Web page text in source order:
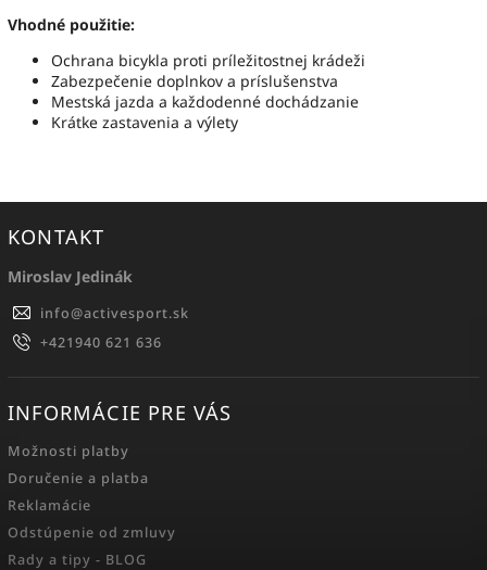
Vhodné použitie:
Ochrana bicykla proti príležitostnej krádeži
Zabezpečenie doplnkov a príslušenstva
Mestská jazda a každodenné dochádzanie
Krátke zastavenia a výlety
KONTAKT
Miroslav Jedinák
info@activesport.sk
+421940 621 636
INFORMÁCIE PRE VÁS
Možnosti platby
Doručenie a platba
Reklamácie
Odstúpenie od zmluvy
Rady a tipy - BLOG